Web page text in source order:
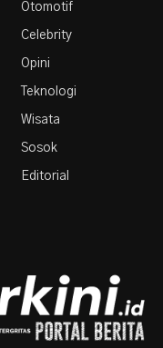
Otomotif
Celebrity
Opini
Teknologi
Wisata
Sosok
Editorial